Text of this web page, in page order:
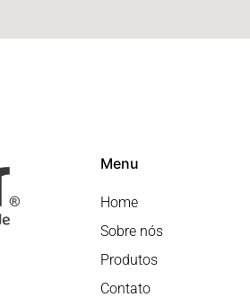
Menu
Home
Sobre nós
Produtos
Contato